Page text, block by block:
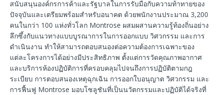
สนับสนุนองค์กรการค้าและรัฐบาลในการรับมือกับความท้าทายของ
ปัจจุบันและเตรียมพร้อมสำหรับอนาคต ด้วยพนักงานประมาณ 3,200
คนในกว่า 100 แห่งทั่วโลก Montrose ผสมผสานความรู้ท้องถิ่นอย่าง
ลึกซึ้งกับแนวทางแบบบูรณาการในการออกแบบ วิศวกรรม และการ
ดำเนินงาน ทำให้สามารถตอบสนองต่อความต้องการเฉพาะของ
แต่ละโครงการได้อย่างมีประสิทธิภาพ ตั้งแต่การวัดคุณภาพอากาศ
และบริการห้องปฏิบัติการที่ครอบคลุมไปจนถึงการปฏิบัติตามกฎ
ระเบียบ การตอบสนองเหตุฉุกเฉิน การออกใบอนุญาต วิศวกรรม และ
การฟื้นฟู Montrose มอบโซลูชันที่เป็นนวัตกรรมและปฏิบัติได้จริงที่